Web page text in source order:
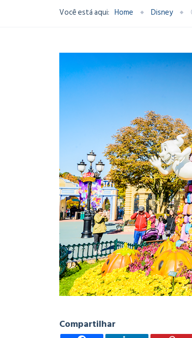
Você está aqui: Home Disney
Compartilhar